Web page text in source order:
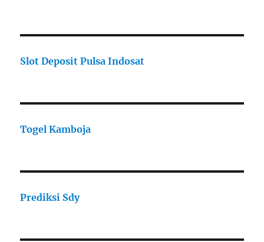
Slot Deposit Pulsa Indosat
Togel Kamboja
Prediksi Sdy